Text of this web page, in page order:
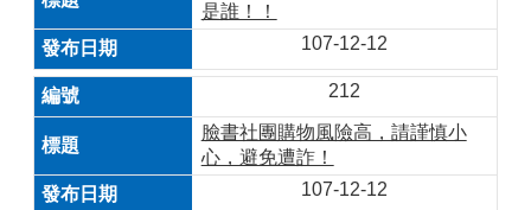
是誰！！
107-12-12
212
臉書社團購物風險高，請謹慎小
心，避免遭詐！
107-12-12